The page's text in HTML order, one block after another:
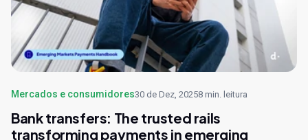
Mercados e consumidores30 de Dez, 20258 min. leitura
Bank transfers: The trusted rails
transforming payments in emerging